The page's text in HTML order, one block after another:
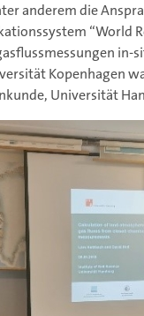
anderem die
“World
Kopenhagen
Universität